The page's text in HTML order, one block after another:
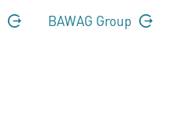
BAWAG Group